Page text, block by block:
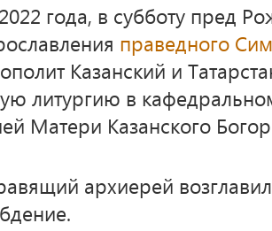
года, в субботу пред
праведного
Казанский и
литургию в
Матери Казанского
архиерей